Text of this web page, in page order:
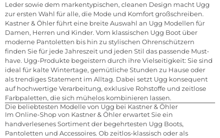
Leder sowie dem markentypischen, cleanen Design macht Ugg
zur ersten Wahl für alle, die Mode und Komfort großschreiben.
Kastner & Öhler führt eine breite Auswahl an Ugg Modellen für
Damen, Herren und Kinder. Vom klassischen Ugg Boot über
moderne Pantoletten bis hin zu stylischen Ohrenschützern
finden Sie für jede Jahreszeit und jeden Stil das passende Must-
have. Ugg-Produkte begeistern durch ihre Vielseitigkeit: Sie sind
ideal für kalte Wintertage, gemütliche Stunden zu Hause oder
als trendiges Statement im Alltag. Dabei setzt Ugg konsequent
auf hochwertige Verarbeitung, exklusive Rohstoffe und zeitlose
Farbpaletten, die sich mühelos kombinieren lassen.
Die beliebtesten Modelle von Ugg bei Kastner & Öhler
Im Online-Shop von Kastner & Öhler erwartet Sie ein
handverlesenes Sortiment der begehrtesten Ugg Boots,
Pantoletten und Accessoires. Ob zeitlos-klassisch oder als